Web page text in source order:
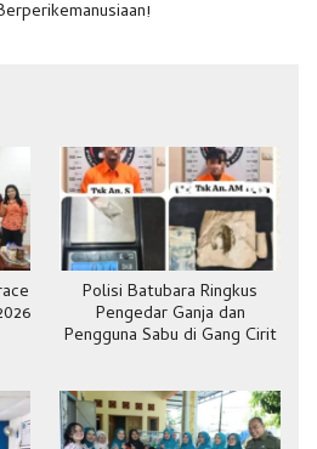
Polisi Batubara Ringkus
Pengedar Ganja dan
Pengguna Sabu di Gang Cirit